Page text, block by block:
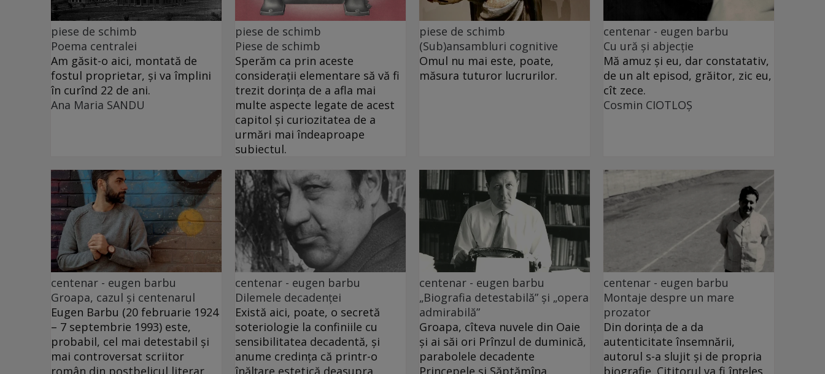
piese de schimb
Poema centralei
Am găsit-o aici, montată de
fostul proprietar, și va împlini
în curînd 22 de ani.
Ana Maria SANDU
piese de schimb
Piese de schimb
Sperăm ca prin aceste
considerații elementare să vă fi
trezit dorința de a afla mai
multe aspecte legate de acest
capitol și curiozitatea de a
urmări mai îndeaproape
subiectul.
piese de schimb
(Sub)ansambluri cognitive
Omul nu mai este, poate,
măsura tuturor lucrurilor.
centenar - eugen barbu
Cu ură și abjecție
Mă amuz și eu, dar constatativ,
de un alt episod, grăitor, zic eu,
cît zece.
Cosmin CIOTLOŞ
centenar - eugen barbu
Groapa, cazul și centenarul
Eugen Barbu (20 februarie 1924
– 7 septembrie 1993) este,
probabil, cel mai detestabil și
mai controversat scriitor
centenar - eugen barbu
Dilemele decadenței
Există aici, poate, o secretă
soteriologie la confiniile cu
sensibilitatea decadentă, și
anume credința că printr-o
centenar - eugen barbu
„Biografia detestabilă” și „opera
admirabilă”
Groapa, cîteva nuvele din Oaie
și ai săi ori Prînzul de duminică,
parabolele decadente
centenar - eugen barbu
Montaje despre un mare
prozator
Din dorința de a da
autenticitate însemnării,
autorul s-a slujit și de propria